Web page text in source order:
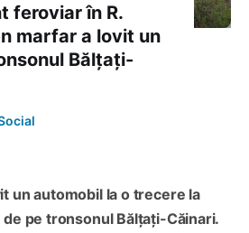
feroviar în R.
marfar a lovit un
Bălțați-
un automobil la o trecere la
pe tronsonul Bălțați-Căinari.